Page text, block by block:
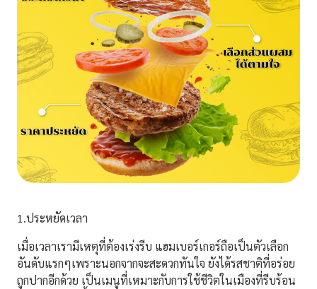
1.ประหยัดเวลา
เมื่อเวลาเรามีเหตุที่ต้องเร่งรีบ แฮมเบอร์เกอร์ถือเป็นตัวเลือก
อันดับแรกๆเพราะนอกจากจะสะดวกทันใจ ยังได้รสชาติที่อร่อย
ถูกปากอีกด้วย เป็นเมนูที่เหมาะกับการใช้ชีวิตในเมืองที่รีบร้อน